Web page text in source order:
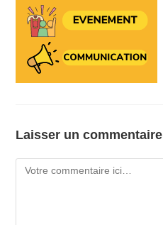
Laisser un commentaire
Comment